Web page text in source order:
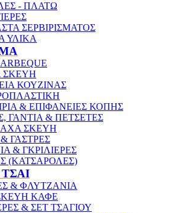
- ΠΛΑΤΩ
ΣΕΡΒΙΡΙΣΜΑΤΟΣ
ΥΛΙΚΑ
ΣΚΕΥΗ
ΚΟΥΖΙΝΑΣ
& ΕΠΙΦΑΝΕΙΕΣ ΚΟΠΗΣ
ΓΑΝΤΙΑ & ΠΕΤΣΕΤΕΣ
ΣΚΕΥΗ
ΓΑΣΤΡΕΣ
& ΓΚΡΙΛΙΕΡΕΣ
(ΚΑΤΣΑΡΟΛΕΣ)
& ΦΛΥΤΖΑΝΙΑ
ΚΑΦΕ
& ΣΕΤ ΤΣΑΓΙΟΥ